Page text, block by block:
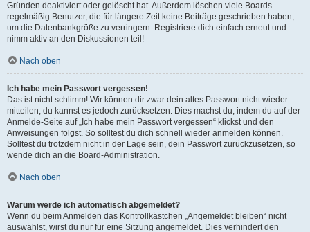
Gründen deaktiviert oder gelöscht hat. Außerdem löschen viele Boards
regelmäßig Benutzer, die für längere Zeit keine Beiträge geschrieben haben,
um die Datenbankgröße zu verringern. Registriere dich einfach erneut und
nimm aktiv an den Diskussionen teil!
Nach oben
Ich habe mein Passwort vergessen!
Das ist nicht schlimm! Wir können dir zwar dein altes Passwort nicht wieder
mitteilen, du kannst es jedoch zurücksetzen. Dies machst du, indem du auf der
Anmelde-Seite auf „Ich habe mein Passwort vergessen“ klickst und den
Anweisungen folgst. So solltest du dich schnell wieder anmelden können.
Solltest du trotzdem nicht in der Lage sein, dein Passwort zurückzusetzen, so
wende dich an die Board-Administration.
Nach oben
Warum werde ich automatisch abgemeldet?
Wenn du beim Anmelden das Kontrollkästchen „Angemeldet bleiben“ nicht
auswählst, wirst du nur für eine Sitzung angemeldet. Dies verhindert den